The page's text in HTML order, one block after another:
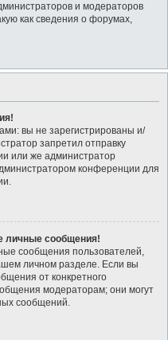
и модераторов
как сведения о форумах,
вы не зарегистрированы и/
запретил отправку
или же администратор
конференции для
личные сообщения!
сообщения пользователей,
личном разделе. Если вы
от конкретного
модераторам; они могут
сообщений.